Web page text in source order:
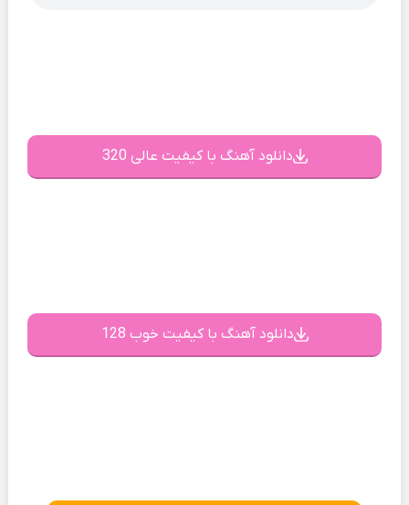
دانلود آهنگ با کیفیت عالی 320
دانلود آهنگ با کیفیت خوب 128